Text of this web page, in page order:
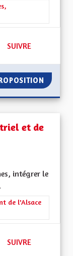
50 ABONNÉS
SUIVRE
et de
intégrer le
l'Education et
de l'Alsace
49 ABONNÉS
SUIVRE